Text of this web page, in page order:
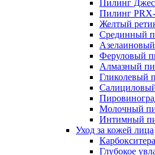
Пилинг
Пилинг
Желтый
Срединный
Феруловый
Алмазный
Гликолевый
Молочный
Интимный
Уход за кожей лица
Глубокое